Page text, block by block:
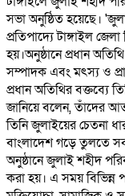
সভা অনুষ্ঠিত হয়েছে।
প্রতিপাদ্যে টাঙ্গাইল
হয়।অনুষ্ঠানে প্রধান
সম্পাদক এবং মৎস্য ও
প্রধান অতিথির বক্তব্যে
জানিয়ে বলেন, তাঁদের
তিনি জুলাইয়ের চেতনা
বাংলাদেশ গড়ে তুলতে
অনুষ্ঠানে জুলাই শহীদ
করা হয়। এ সময় বিভিন্ন